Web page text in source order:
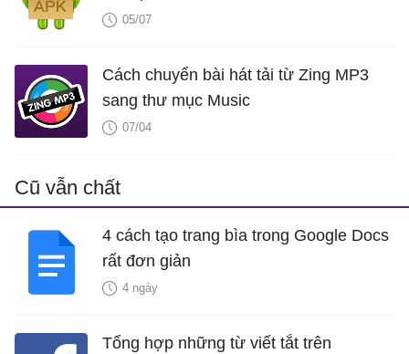
05/07
Cách chuyển bài hát tải từ Zing MP3
sang thư mục Music
07/04
Cũ vẫn chất
4 cách tạo trang bìa trong Google Docs
rất đơn giản
4 ngày
Tổng hợp những từ viết tắt trên